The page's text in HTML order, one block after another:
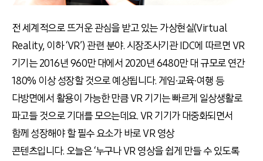
전 세계적으로 뜨거운 관심을 받고 있는 가상현실(Virtual
Reality, 이하 ‘VR’) 관련 분야. 시장조사기관 IDC에 따르면 VR
기기는 2016년 960만 대에서 2020년 6480만 대 규모로 연간
180% 이상 성장할 것으로 예상됩니다. 게임∙교육∙여행 등
다방면에서 활용이 가능한 만큼 VR 기기는 빠르게 일상생활로
파고들 것으로 기대를 모으는데요. VR 기기가 대중화되면서
함께 성장해야 할 필수 요소가 바로 VR 영상
콘텐츠입니다. 오늘은 ‘누구나 VR 영상을 쉽게 만들 수 있도록